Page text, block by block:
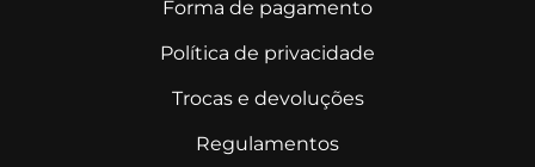
Forma de pagamento
Política de privacidade
Trocas e devoluções
Regulamentos